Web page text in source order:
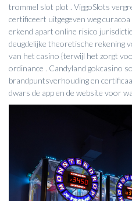
trommel slot plot . ViggoSlots
certificeert uitgegeven weg
erkend apart online risico
deugdelijke theoretische rekening
van het casino {terwijl het zorgt
ordinance . Candyland gokcasino
brandpuntsverhouding en
dwars de app en de website voor